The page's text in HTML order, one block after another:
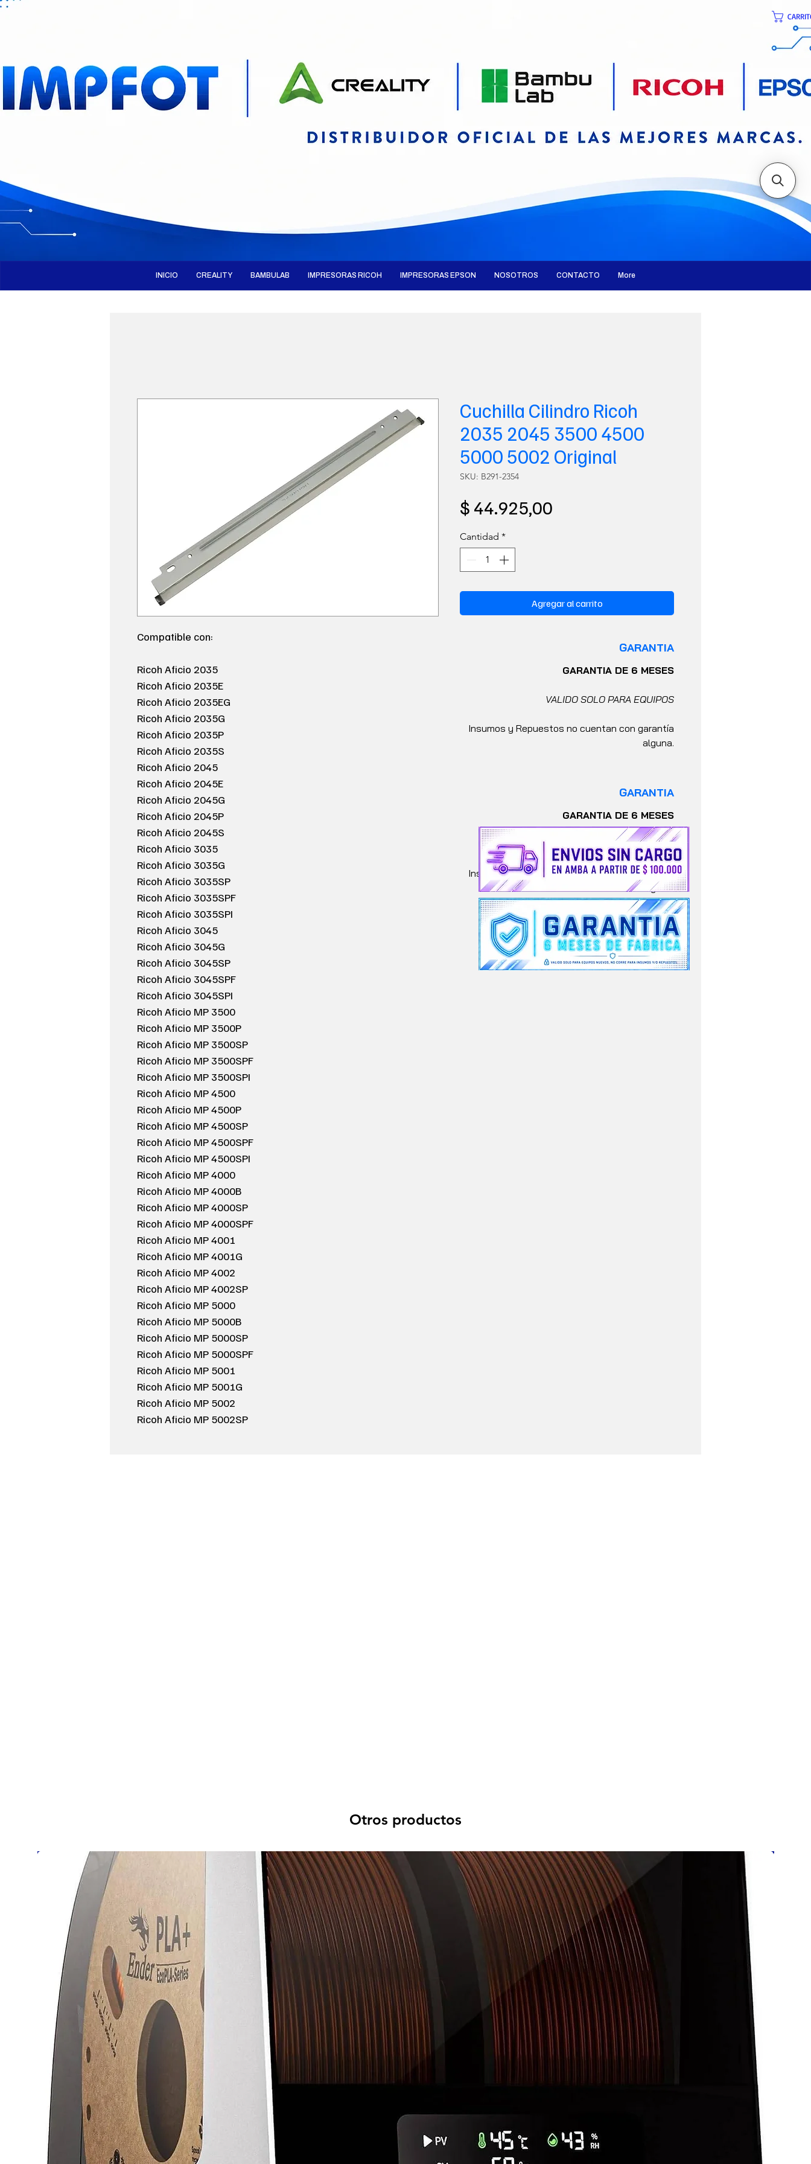
INICIO CREALITY BAMBULAB IMPRESORAS RICOH IMPRESORAS EPSON NOSOTROS CONTACTO More
Compatible con:
Ricoh Aficio 2035
Ricoh Aficio 2035E
Ricoh Aficio 2035EG
Ricoh Aficio 2035G
Ricoh Aficio 2035P
Ricoh Aficio 2035S
Ricoh Aficio 2045
Ricoh Aficio 2045E
Ricoh Aficio 2045G
Ricoh Aficio 2045P
Ricoh Aficio 2045S
Ricoh Aficio 3035
Ricoh Aficio 3035G
Ricoh Aficio 3035SP
Ricoh Aficio 3035SPF
Ricoh Aficio 3035SPI
Ricoh Aficio 3045
Ricoh Aficio 3045G
Ricoh Aficio 3045SP
Ricoh Aficio 3045SPF
Ricoh Aficio 3045SPI
Ricoh Aficio MP 3500
Ricoh Aficio MP 3500P
Ricoh Aficio MP 3500SP
Ricoh Aficio MP 3500SPF
Ricoh Aficio MP 3500SPI
Ricoh Aficio MP 4500
Ricoh Aficio MP 4500P
Ricoh Aficio MP 4500SP
Ricoh Aficio MP 4500SPF
Ricoh Aficio MP 4500SPI
Ricoh Aficio MP 4000
Ricoh Aficio MP 4000B
Ricoh Aficio MP 4000SP
Ricoh Aficio MP 4000SPF
Ricoh Aficio MP 4001
Ricoh Aficio MP 4001G
Ricoh Aficio MP 4002
Ricoh Aficio MP 4002SP
Ricoh Aficio MP 5000
Ricoh Aficio MP 5000B
Ricoh Aficio MP 5000SP
Ricoh Aficio MP 5000SPF
Ricoh Aficio MP 5001
Ricoh Aficio MP 5001G
Ricoh Aficio MP 5002
Ricoh Aficio MP 5002SP
Cuchilla Cilindro Ricoh
2035 2045 3500 4500
5000 5002 Original
SKU: B291-2354
$ 44.925,00
Cantidad *
Agregar al carrito
GARANTIA
GARANTIA DE 6 MESES
VALIDO SOLO PARA EQUIPOS
Insumos y Repuestos no cuentan con garantía
alguna.
GARANTIA
GARANTIA DE 6 MESES
VALIDO SOLO PARA EQUIPOS
Insumos y Repuestos no cuentan con garantía
alguna.
Otros productos